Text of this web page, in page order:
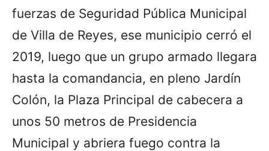
fuerzas de Seguridad Pública Municipal
de Villa de Reyes, ese municipio cerró el
2019, luego que un grupo armado llegara
hasta la comandancia, en pleno Jardín
Colón, la Plaza Principal de cabecera a
unos 50 metros de Presidencia
Municipal y abriera fuego contra la